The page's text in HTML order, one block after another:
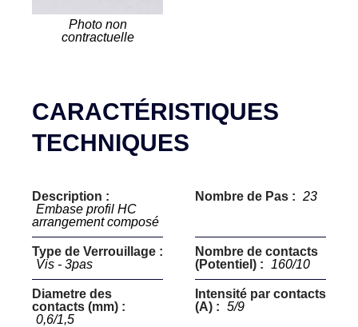
Photo non
contractuelle
CARACTÉRISTIQUES
TECHNIQUES
Description :
Embase profil HC
arrangement composé
Nombre de Pas : 23
Type de Verrouillage :
Vis - 3pas
Nombre de contacts
(Potentiel) :
160/10
Diametre des
contacts (mm) :
0,6/1,5
Intensité par contacts
(A) : 5/9